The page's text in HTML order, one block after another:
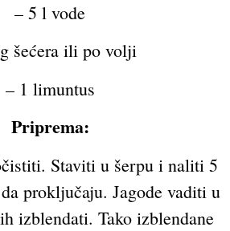
– 5 l vode
šećera ili po volji
– 1 limuntus
Priprema:
Staviti u šerpu i naliti 5
proključaju. Jagode vaditi u
izblendati. Tako izblendane